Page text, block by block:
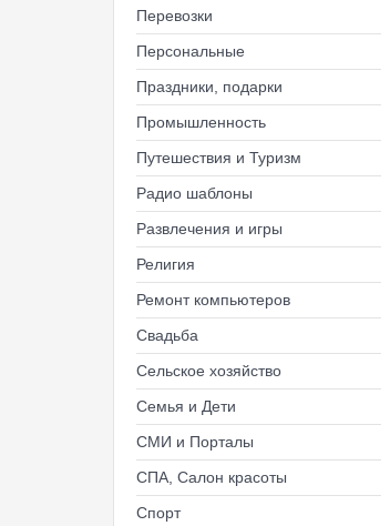
Перевозки
Персональные
Праздники, подарки
Промышленность
Путешествия и Туризм
Радио шаблоны
Развлечения и игры
Религия
Ремонт компьютеров
Свадьба
Сельское хозяйство
Семья и Дети
СМИ и Порталы
СПА, Салон красоты
Спорт